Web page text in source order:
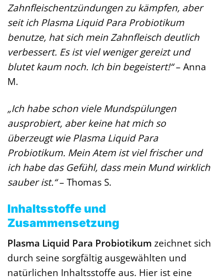
Zahnfleischentzündungen zu kämpfen, aber
seit ich Plasma Liquid Para Probiotikum
benutze, hat sich mein Zahnfleisch deutlich
verbessert. Es ist viel weniger gereizt und
blutet kaum noch. Ich bin begeistert!“– Anna
M.
„Ich habe schon viele Mundspülungen
ausprobiert, aber keine hat mich so
überzeugt wie Plasma Liquid Para
Probiotikum. Mein Atem ist viel frischer und
ich habe das Gefühl, dass mein Mund wirklich
sauber ist.“– Thomas S.
Inhaltsstoffe und
Zusammensetzung
Plasma Liquid Para Probiotikum zeichnet sich
durch seine sorgfältig ausgewählten und
natürlichen Inhaltsstoffe aus. Hier ist eine